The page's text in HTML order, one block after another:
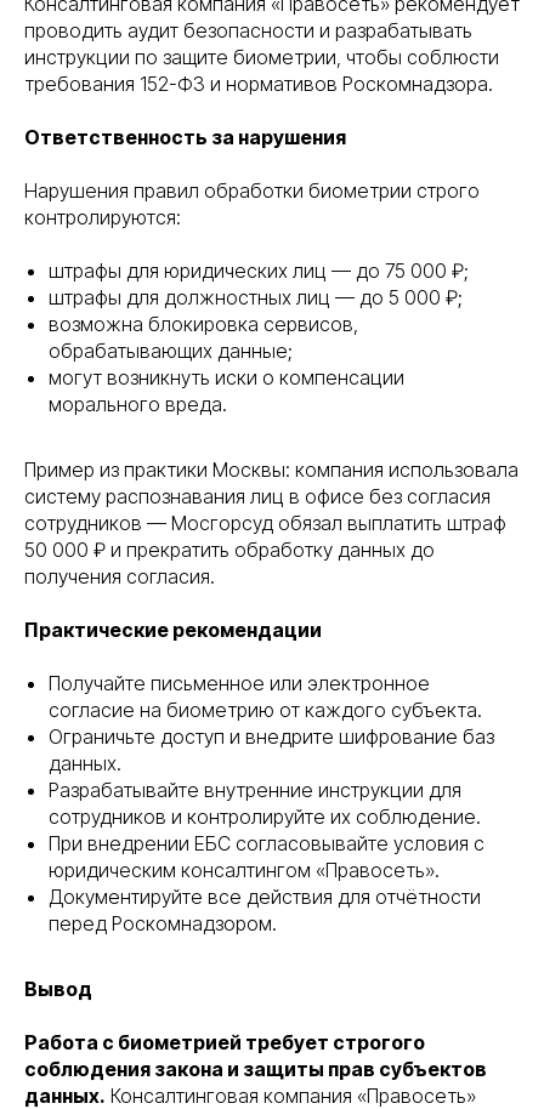
проводить аудит безопасности и разрабатывать
инструкции по защите биометрии, чтобы соблюсти
требования 152-ФЗ и нормативов Роскомнадзора.
Ответственность за нарушения
Нарушения правил обработки биометрии строго
контролируются:
штрафы для юридических лиц — до 75 000 ₽;
штрафы для должностных лиц — до 5 000 ₽;
возможна блокировка сервисов,
обрабатывающих данные;
могут возникнуть иски о компенсации
морального вреда.
Пример из практики Москвы: компания использовала
систему распознавания лиц в офисе без согласия
сотрудников — Мосгорсуд обязал выплатить штраф
50 000 ₽ и прекратить обработку данных до
получения согласия.
Практические рекомендации
Получайте письменное или электронное
согласие на биометрию от каждого субъекта.
Ограничьте доступ и внедрите шифрование баз
данных.
Разрабатывайте внутренние инструкции для
сотрудников и контролируйте их соблюдение.
При внедрении ЕБС согласовывайте условия с
юридическим консалтингом «Правосеть».
Документируйте все действия для отчётности
перед Роскомнадзором.
Вывод
Работа с биометрией требует строгого
соблюдения закона и защиты прав субъектов
данных. Консалтинговая компания «Правосеть»